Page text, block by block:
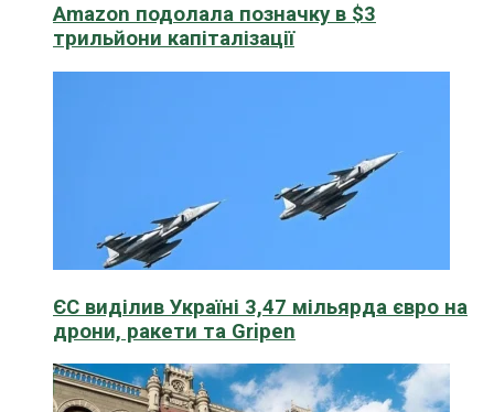
Amazon подолала позначку в $3
трильйони капіталізації
ЄС виділив Україні 3,47 мільярда євро на
дрони, ракети та Gripen